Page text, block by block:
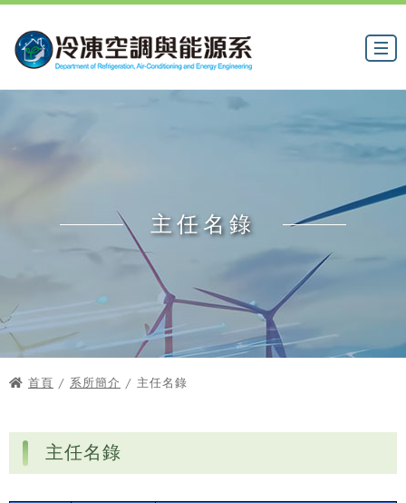
主任名錄
首頁 / 系所簡介 / 主任名錄
主任名錄